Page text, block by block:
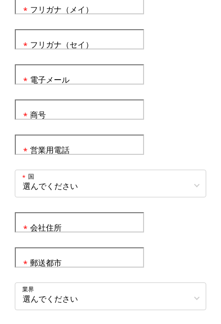
フリガナ（メイ）
*
フリガナ（セイ）
*
電子メール
*
商号
*
営業用電話
*
国
*
会社住所
*
郵送都市
*
業界